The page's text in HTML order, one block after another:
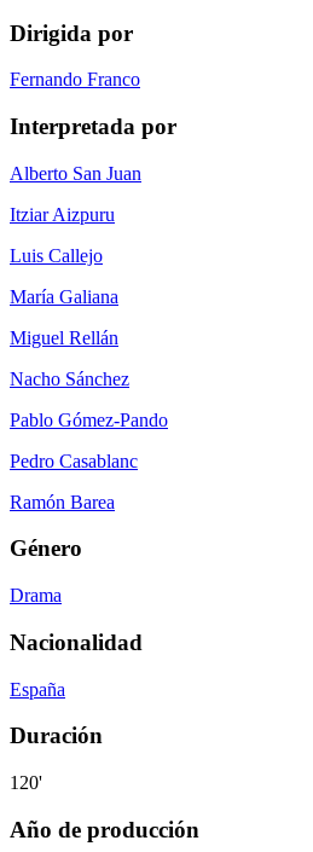
Dirigida por
Fernando Franco
Interpretada por
Alberto San Juan
Itziar Aizpuru
Luis Callejo
María Galiana
Miguel Rellán
Nacho Sánchez
Pablo Gómez-Pando
Pedro Casablanc
Ramón Barea
Género
Drama
Nacionalidad
España
Duración
120'
Año de producción